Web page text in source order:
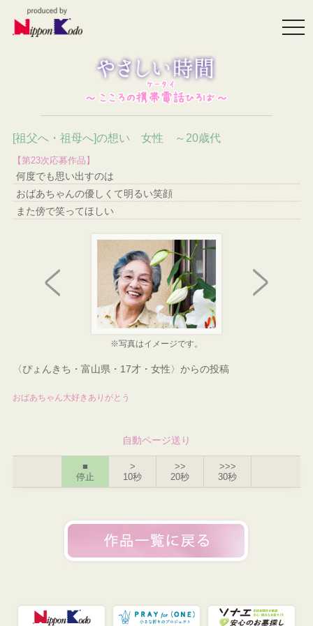
[祖父へ・祖母へ]の想い 女性 ～20歳代
【第23次応募作品】
何度でも思い出すのは
おばあちゃんの優しくて明るい笑顔
また傍で笑ってほしい
※写真はイメージです。
〈ぴょんきち・富山県・17才・女性〉からの投稿
おばあちゃん大好きありがとう
自動ページ送り
■
停止
>
10秒
>>
20秒
>>>
30秒